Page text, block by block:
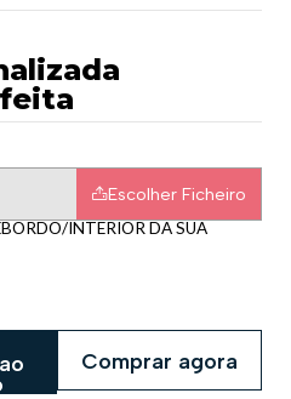
Escolher Ficheiro
INTERIOR DA SUA
Comprar agora